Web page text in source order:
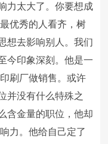
力太大了。你要想成
优秀的人看齐，树
想去影响别人。我们
今印象深刻。他是一
刷厂做销售。或许
并没有什么特殊之
含金量的职位，他却
力。他给自己定了